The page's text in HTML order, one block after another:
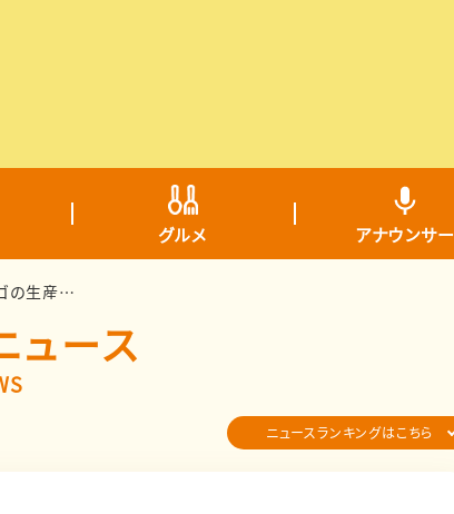
グルメ アナウンサー
良品安定生産のため適正な着果を リンゴの生産技術研修会
ュース
ニュースランキングはこちら